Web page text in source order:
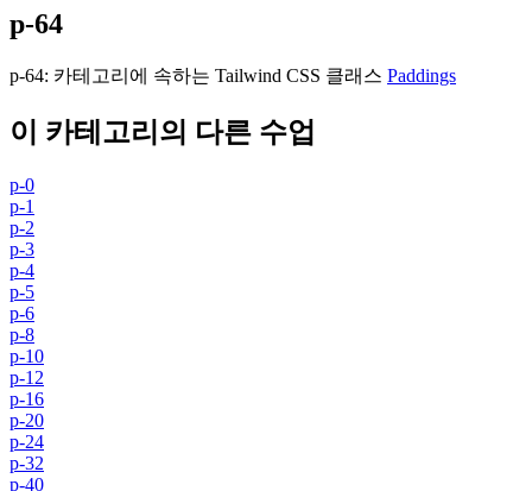
p-64
p-64: 카테고리에 속하는 Tailwind CSS 클래스 Paddings
이 카테고리의 다른 수업
p-0
p-1
p-2
p-3
p-4
p-5
p-6
p-8
p-10
p-12
p-16
p-20
p-24
p-32
p-40